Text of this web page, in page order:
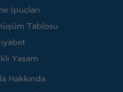
İpuçları
Tablosu
Yaşam
Hakkında